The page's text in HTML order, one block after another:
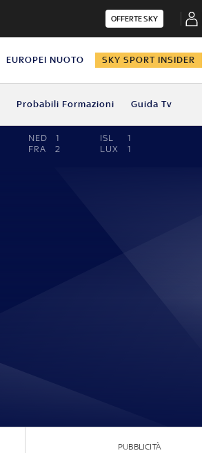
OFFERTE SKY
EUROPEI NUOTO SKY SPORT INSIDER
Probabili Formazioni Guida Tv
NED
1
FRA
2
ISL
1
LUX
1
PUBBLICITÀ